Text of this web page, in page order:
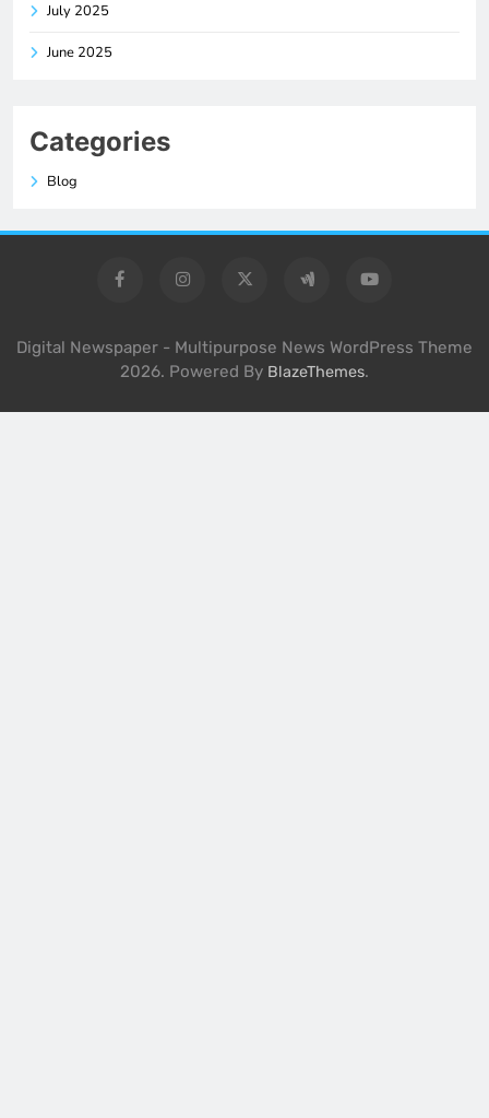
July 2025
June 2025
Categories
Blog
Digital Newspaper - Multipurpose News WordPress Theme
2026. Powered By BlazeThemes.